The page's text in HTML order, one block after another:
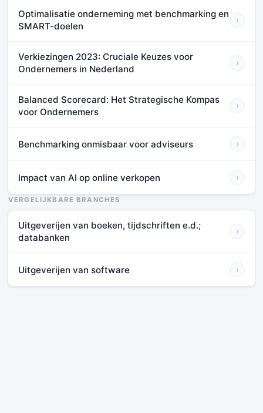
Optimalisatie onderneming met benchmarking en
SMART-doelen
›
Verkiezingen 2023: Cruciale Keuzes voor
Ondernemers in Nederland
›
Balanced Scorecard: Het Strategische Kompas
voor Ondernemers
›
Benchmarking onmisbaar voor adviseurs ›
Impact van AI op online verkopen ›
VERGELIJKBARE BRANCHES
Uitgeverijen van boeken, tijdschriften e.d.;
databanken
›
Uitgeverijen van software ›